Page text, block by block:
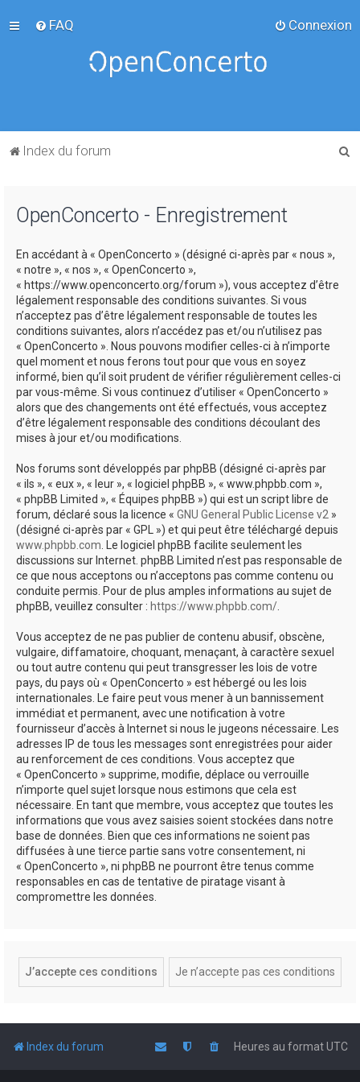
FAQ Connexion
Index du forum
OpenConcerto - Enregistrement
En accédant à « OpenConcerto » (désigné ci-après par « nous »,
« notre », « nos », « OpenConcerto »,
« https://www.openconcerto.org/forum »), vous acceptez d’être
légalement responsable des conditions suivantes. Si vous
n’acceptez pas d’être légalement responsable de toutes les
conditions suivantes, alors n’accédez pas et/ou n’utilisez pas
« OpenConcerto ». Nous pouvons modifier celles-ci à n’importe
quel moment et nous ferons tout pour que vous en soyez
informé, bien qu’il soit prudent de vérifier régulièrement celles-ci
par vous-même. Si vous continuez d’utiliser « OpenConcerto »
alors que des changements ont été effectués, vous acceptez
d’être légalement responsable des conditions découlant des
mises à jour et/ou modifications.
Nos forums sont développés par phpBB (désigné ci-après par
« ils », « eux », « leur », « logiciel phpBB », « www.phpbb.com »,
« phpBB Limited », « Équipes phpBB ») qui est un script libre de
forum, déclaré sous la licence « GNU General Public License v2 »
(désigné ci-après par « GPL ») et qui peut être téléchargé depuis
www.phpbb.com. Le logiciel phpBB facilite seulement les
discussions sur Internet. phpBB Limited n’est pas responsable de
ce que nous acceptons ou n’acceptons pas comme contenu ou
conduite permis. Pour de plus amples informations au sujet de
phpBB, veuillez consulter : https://www.phpbb.com/.
Vous acceptez de ne pas publier de contenu abusif, obscène,
vulgaire, diffamatoire, choquant, menaçant, à caractère sexuel
ou tout autre contenu qui peut transgresser les lois de votre
pays, du pays où « OpenConcerto » est hébergé ou les lois
internationales. Le faire peut vous mener à un bannissement
immédiat et permanent, avec une notification à votre
fournisseur d’accès à Internet si nous le jugeons nécessaire. Les
adresses IP de tous les messages sont enregistrées pour aider
au renforcement de ces conditions. Vous acceptez que
« OpenConcerto » supprime, modifie, déplace ou verrouille
n’importe quel sujet lorsque nous estimons que cela est
nécessaire. En tant que membre, vous acceptez que toutes les
informations que vous avez saisies soient stockées dans notre
base de données. Bien que ces informations ne soient pas
diffusées à une tierce partie sans votre consentement, ni
« OpenConcerto », ni phpBB ne pourront être tenus comme
responsables en cas de tentative de piratage visant à
compromettre les données.
Index du forum Heures au formatUTC